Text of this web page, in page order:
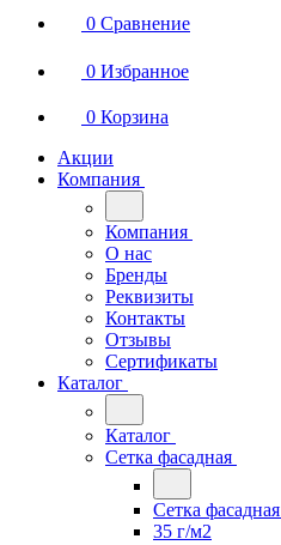
0 Сравнение
0 Избранное
0 Корзина
Акции
Компания
Компания
О нас
Бренды
Реквизиты
Контакты
Отзывы
Сертификаты
Каталог
Каталог
Сетка фасадная
Сетка фасадная
35 г/м2